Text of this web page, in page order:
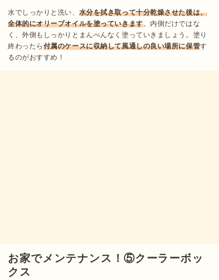
水でしっかりと洗い、 水分を拭き取って十分乾燥させた後は、
全体的にオリーブオイルを塗っていきます。内側だけではな
く、外側もしっかりとまんべんなく塗っていきましょう。塗り
終わったら付属のケースに収納して風通しの良い場所に保管す
るのがおすすめ！
お家でメンテナンス！⑤クーラーボッ
クス